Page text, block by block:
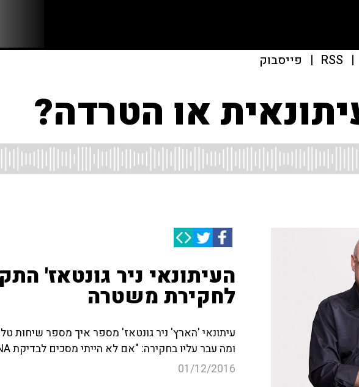
|
RSS
| פייסבוק
או הטרדה?
העיתונאי ניר גונטאז'
לחקירת משטרה
עיתונאי 'הארץ' ניר גונטאז' מספר איך מספר שיחות
ומה עבר עליו בחקירה: "אם לא הייתי מסכים לבדיקת DNA היו תולשים לי שיערה"
01/12/2016